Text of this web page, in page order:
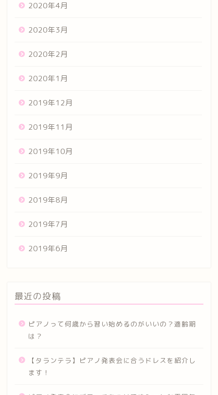
2020年4月
2020年3月
2020年2月
2020年1月
2019年12月
2019年11月
2019年10月
2019年9月
2019年8月
2019年7月
2019年6月
最近の投稿
ピアノって何歳から習い始めるのがいいの？適齢期
は？
【タランテラ】ピアノ発表会に合うドレスを紹介し
ます！